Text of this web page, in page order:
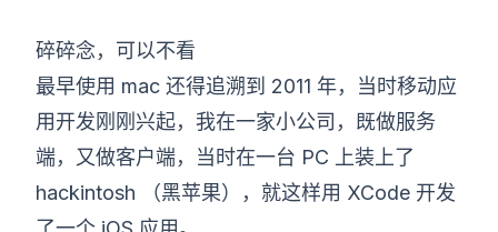
碎碎念，可以不看
最早使用 mac 还得追溯到 2011 年，当时移动应
用开发刚刚兴起，我在一家小公司，既做服务
端，又做客户端，当时在一台 PC 上装上了
hackintosh （黑苹果），就这样用 XCode 开发